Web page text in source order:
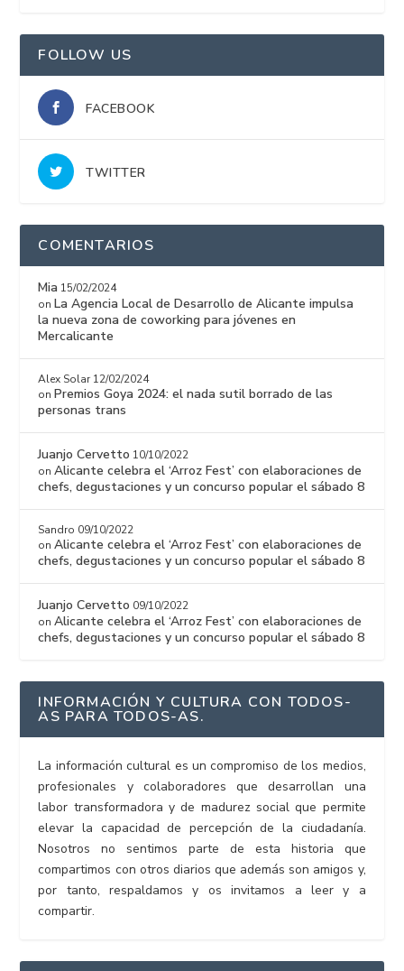
FOLLOW US
FACEBOOK
TWITTER
COMENTARIOS
Mia 15/02/2024
on La Agencia Local de Desarrollo de Alicante impulsa
la nueva zona de coworking para jóvenes en
Mercalicante
Alex Solar 12/02/2024
on Premios Goya 2024: el nada sutil borrado de las
personas trans
Juanjo Cervetto 10/10/2022
onAlicante celebra el ‘Arroz Fest’ con elaboraciones de
chefs, degustaciones y un concurso popular el sábado 8
Sandro 09/10/2022
onAlicante celebra el ‘Arroz Fest’ con elaboraciones de
chefs, degustaciones y un concurso popular el sábado 8
Juanjo Cervetto 09/10/2022
onAlicante celebra el ‘Arroz Fest’ con elaboraciones de
chefs, degustaciones y un concurso popular el sábado 8
INFORMACIÓN Y CULTURA CON TODOS-
AS PARA TODOS-AS.
La información cultural es un compromiso de los medios,
profesionales y colaboradores que desarrollan una
labor transformadora y de madurez social que permite
elevar la capacidad de percepción de la ciudadanía.
Nosotros no sentimos parte de esta historia que
compartimos con otros diarios que además son amigos y,
por tanto, respaldamos y os invitamos a leer y a
compartir.